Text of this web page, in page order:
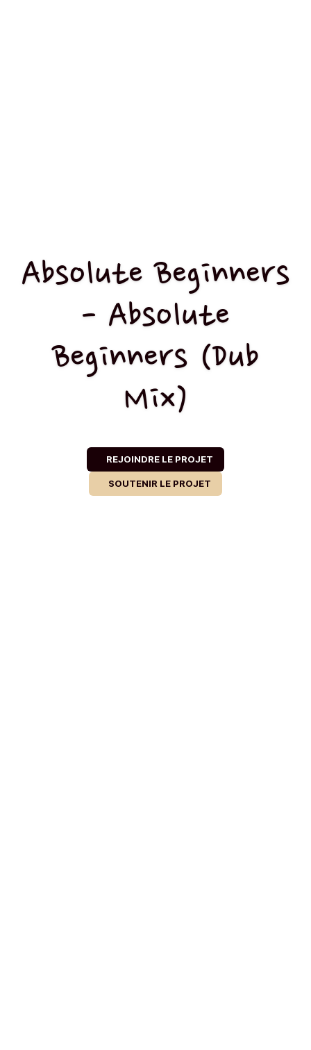
Absolute Beginners
- Absolute
Beginners (Dub
Mix)
REJOINDRE LE PROJET
SOUTENIR LE PROJET